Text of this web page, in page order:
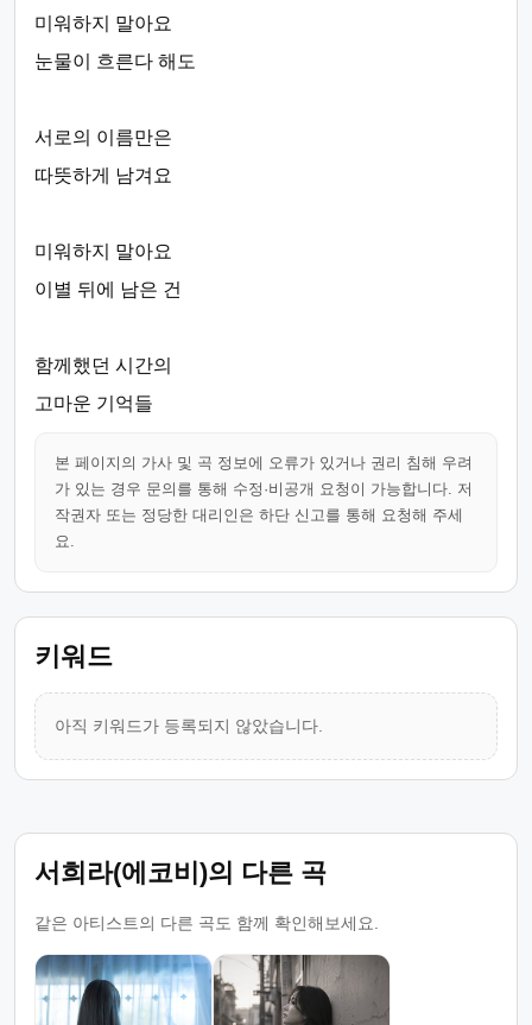
미워하지 말아요
눈물이 흐른다 해도
서로의 이름만은
따뜻하게 남겨요
미워하지 말아요
이별 뒤에 남은 건
함께했던 시간의
고마운 기억들
본 페이지의 가사 및 곡 정보에 오류가 있거나 권리 침해 우려
가 있는 경우 문의를 통해 수정·비공개 요청이 가능합니다. 저
작권자 또는 정당한 대리인은 하단 신고를 통해 요청해 주세
요.
키워드
아직 키워드가 등록되지 않았습니다.
서희라(에코비)의 다른 곡
같은 아티스트의 다른 곡도 함께 확인해보세요.